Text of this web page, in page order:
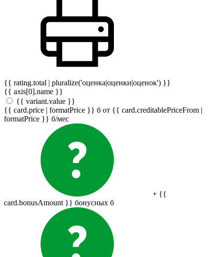
{{ rating.total | pluralize('оценка|оценки|оценок') }}
{{ axis[0].name }}
{{ variant.value }}
{{ card.price | formatPrice }} б от {{ card.creditablePriceFrom |
formatPrice }} б/мес
+ {{
card.bonusAmount }} бонусных б